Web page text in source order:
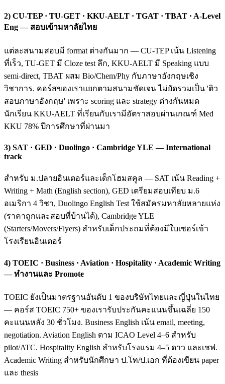
2) CU-TEP · TU-GET · KKU-AELT · TGAT · TBAT · A-Level
Eng — สอบเข้ามหาลัยไทย
แต่ละสนามสอบมี format ต่างกันมาก — CU-TEP เน้น Listening
ที่เร็ว, TU-GET มี Cloze test ลึก, KKU-AELT มี Speaking แบบ
semi-direct, TBAT ผสม Bio/Chem/Phy กับภาษาอังกฤษเชิง
วิชาการ. คอร์สของเราแยกตามสนามชัดเจน ไม่ยัดรวมเป็น 'ติว
สอบภาษาอังกฤษ' เพราะ scoring และ strategy ต่างกันหมด
นักเรียน KKU-AELT ที่เรียนกับเรามีอัตราสอบผ่านเกณฑ์ Med
KKU 78% ปีการศึกษาที่ผ่านมา
3) SAT · GED · Duolingo · Cambridge YLE — International
track
สำหรับ ม.ปลายอินเตอร์และเด็กโฮมสคูล — SAT เน้น Reading +
Writing + Math (English section), GED เตรียมสอบเทียบ ม.6
อเมริกา 4 วิชา, Duolingo English Test ใช้สมัครมหาลัยหลายแห่ง
(ราคาถูกและสอบที่บ้านได้), Cambridge YLE
(Starters/Movers/Flyers) สำหรับเด็กประถมที่ต้องมีใบเซอร์เข้า
โรงเรียนอินเตอร์
4) TOEIC · Business · Aviation · Hospitality · Academic Writing
— ทำงานและ Promote
TOEIC ยังเป็นมาตรฐานอันดับ 1 ของบริษัทไทยและญี่ปุ่นในไทย
— คอร์ส TOEIC 750+ ของเรารับประกันคะแนนขึ้นเฉลี่ย 150
คะแนนหลัง 30 ชั่วโมง. Business English เน้น email, meeting,
negotiation. Aviation English ตาม ICAO Level 4–6 สำหรับ
pilot/ATC. Hospitality English สำหรับโรงแรม 4–5 ดาว และเชฟ.
Academic Writing สำหรับนักศึกษา ป.โท/ป.เอก ที่ต้องเขียน paper
และ thesis